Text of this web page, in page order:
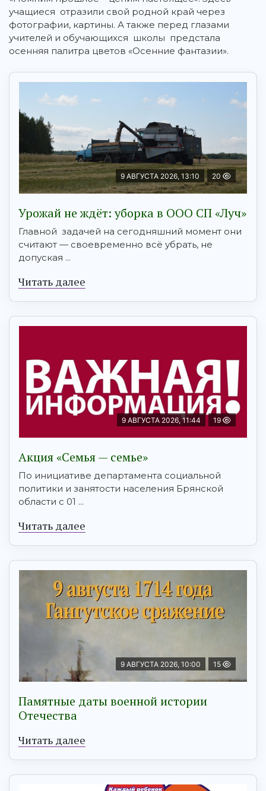
учащиеся отразили свой родной край через
фотографии, картины. А также перед глазами
учителей и обучающихся школы предстала
осенняя палитра цветов «Осенние фантазии».
9 АВГУСТА 2026, 13:10 20
Урожай не ждёт: уборка в ООО СП «Луч»
Главной задачей на сегодняшний момент они
считают — своевременно всё убрать, не
допуская ...
Читать далее
9 АВГУСТА 2026, 11:44 19
Акция «Семья — семье»
По инициативе департамента социальной
политики и занятости населения Брянской
области с 01 ...
Читать далее
9 АВГУСТА 2026, 10:00 15
Памятные даты военной истории
Отечества
Читать далее